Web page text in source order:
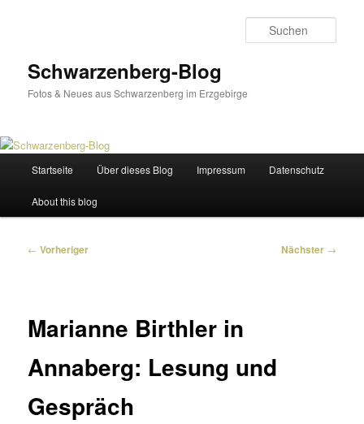
Schwarzenberg-Blog
Fotos & Neues aus Schwarzenberg im Erzgebirge
Startseite Über dieses Blog Impressum Datenschutz
About this blog
Beitragsnavigation
← Vorheriger Nächster →
Marianne Birthler in
Annaberg: Lesung und
Gespräch